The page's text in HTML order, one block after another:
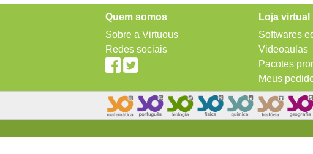
Quem somos
Sobre a Virtuous
Redes sociais
Loja virtual
Softwares
Videoaulas
Pacotes
Meus